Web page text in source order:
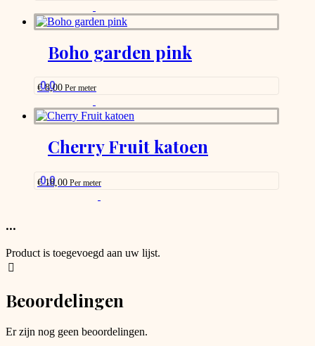
on
page
product
has
options
that
on
the
page
Boho garden pink
0.0
€8,00 Per meter
product
has
options
that
Cherry Fruit katoen
0.0
€18,00 Per meter
...
Product is toegevoegd aan uw lijst.
Beoordelingen
Er zijn nog geen beoordelingen.